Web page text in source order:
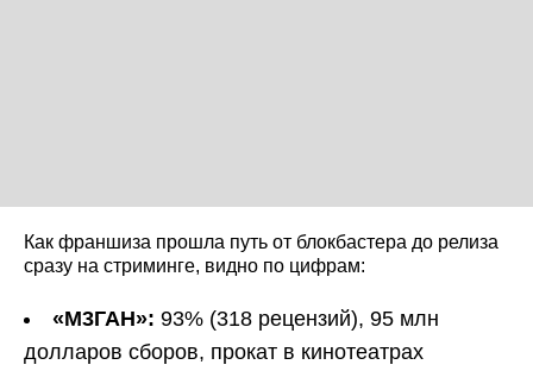
Как франшиза прошла путь от блокбастера до релиза
сразу на стриминге, видно по цифрам:
«М3ГАН»: 93% (318 рецензий), 95 млн
долларов сборов, прокат в кинотеатрах